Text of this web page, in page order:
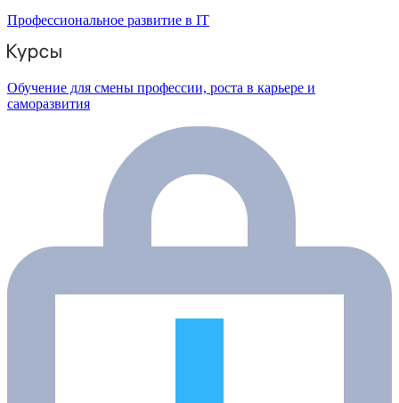
Профессиональное развитие в IT
Обучение для смены профессии, роста в карьере и
саморазвития